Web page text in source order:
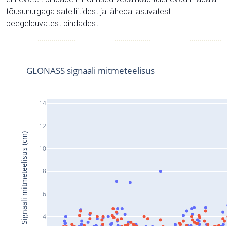
tõusunurgaga satelliitidest ja lähedal asuvatest
peegelduvatest pindadest.
4
6
8
10
12
14
GLONASS signaali mitmeteelisus
Signaali mitmeteelisus (cm)